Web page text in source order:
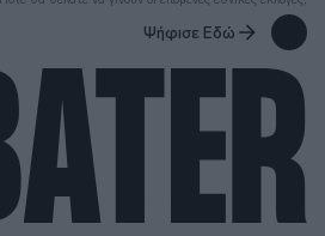
Ψήφισε Εδώ